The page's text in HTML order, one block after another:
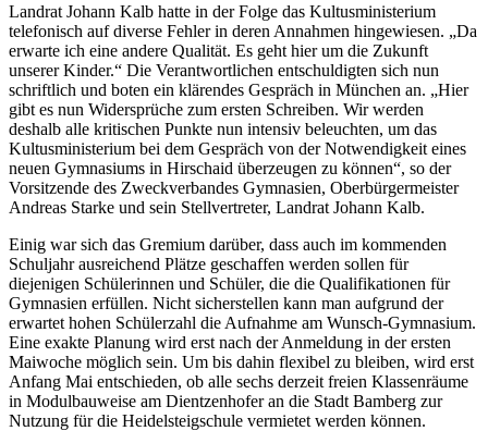
Landrat Johann Kalb hatte in der Folge das Kultusministerium
telefonisch auf diverse Fehler in deren Annahmen hingewiesen. „Da
erwarte ich eine andere Qualität. Es geht hier um die Zukunft
unserer Kinder.“ Die Verantwortlichen entschuldigten sich nun
schriftlich und boten ein klärendes Gespräch in München an. „Hier
gibt es nun Widersprüche zum ersten Schreiben. Wir werden
deshalb alle kritischen Punkte nun intensiv beleuchten, um das
Kultusministerium bei dem Gespräch von der Notwendigkeit eines
neuen Gymnasiums in Hirschaid überzeugen zu können“, so der
Vorsitzende des Zweckverbandes Gymnasien, Oberbürgermeister
Andreas Starke und sein Stellvertreter, Landrat Johann Kalb.
Einig war sich das Gremium darüber, dass auch im kommenden
Schuljahr ausreichend Plätze geschaffen werden sollen für
diejenigen Schülerinnen und Schüler, die die Qualifikationen für
Gymnasien erfüllen. Nicht sicherstellen kann man aufgrund der
erwartet hohen Schülerzahl die Aufnahme am Wunsch-Gymnasium.
Eine exakte Planung wird erst nach der Anmeldung in der ersten
Maiwoche möglich sein. Um bis dahin flexibel zu bleiben, wird erst
Anfang Mai entschieden, ob alle sechs derzeit freien Klassenräume
in Modulbauweise am Dientzenhofer an die Stadt Bamberg zur
Nutzung für die Heidelsteigschule vermietet werden können.